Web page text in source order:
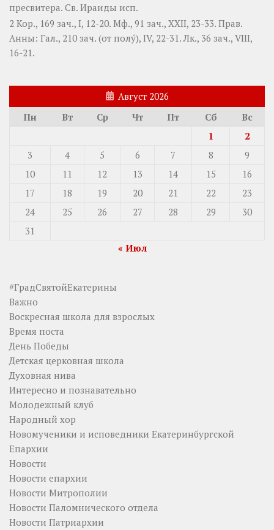
пресвитера. Св. Ираиды исп.
2 Кор., 169 зач., I, 12-20. Мф., 91 зач., XXII, 23-33. Прав.
Анны: Гал., 210 зач. (от полу́), IV, 22-31. Лк., 36 зач., VIII,
16-21.
Август 2026
Пн
Вт Ср Чт Пт Сб
Вс
1
2
3
4 5 6 7 8
9
10
11 12 13 14 15
16
17
18 19 20 21 22
23
24
25 26 27 28 29
30
31
« Июл
#ГрадСвятойЕкатерины
Важно
Воскресная школа для взрослых
Время поста
День Победы
Детская церковная школа
Духовная нива
Интересно и познавательно
Молодежный клуб
Народный хор
Новомученики и исповедники Екатеринбургской
Епархии
Новости
Новости епархии
Новости Митрополии
Новости Паломнического отдела
Новости Патриархии